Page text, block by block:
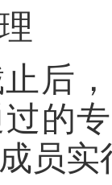
后
的
员